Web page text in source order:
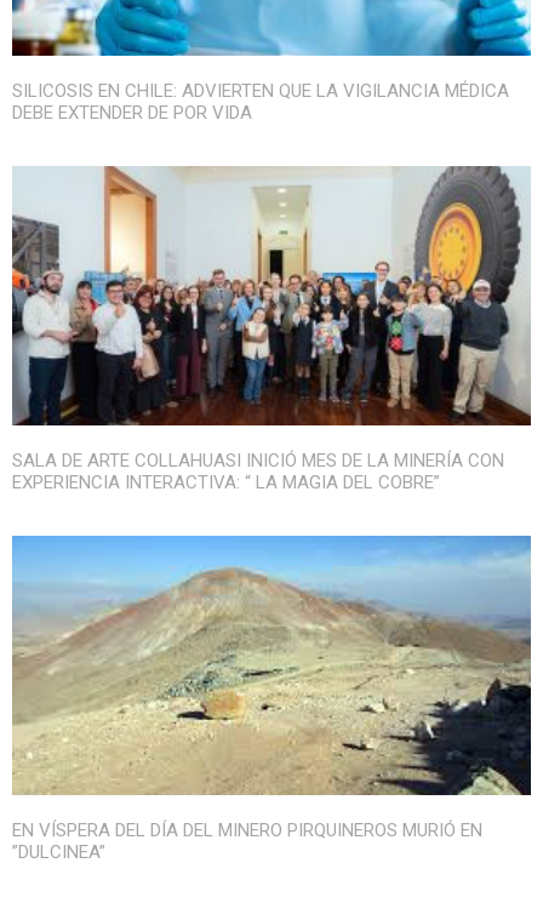
SILICOSIS EN CHILE: ADVIERTEN QUE LA VIGILANCIA MÉDICA
DEBE EXTENDER DE POR VIDA
SALA DE ARTE COLLAHUASI INICIÓ MES DE LA MINERÍA CON
EXPERIENCIA INTERACTIVA: “ LA MAGIA DEL COBRE”
EN VÍSPERA DEL DÍA DEL MINERO PIRQUINEROS MURIÓ EN
”DULCINEA”